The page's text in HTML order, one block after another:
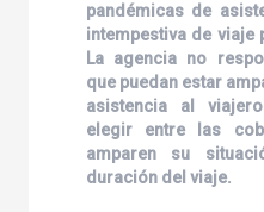
pandémicas de
intempestiva de
La agencia no
que puedan estar
asistencia al
elegir entre las
amparen su
duración del viaje.